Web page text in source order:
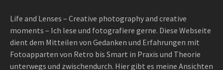
Life and Lenses – Creative photography and creative
moments – Ich lese und fotografiere gerne. Diese Webseite
dient dem Mitteilen von Gedanken und Erfahrungen mit
Fotoapparten von Retro bis Smart in Praxis und Theorie
unterwegs und zwischendurch. Hier gibt es meine Ansichten